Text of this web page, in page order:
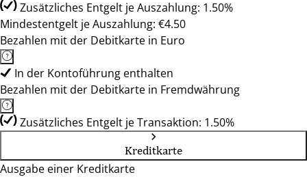
Zusätzliches Entgelt je Auszahlung: 1.50%
Mindestentgelt je Auszahlung: €4.50
Bezahlen mit der Debitkarte in Euro
In der Kontoführung enthalten
Bezahlen mit der Debitkarte in Fremdwährung
Zusätzliches Entgelt je Transaktion: 1.50%
Kreditkarte
Ausgabe einer Kreditkarte